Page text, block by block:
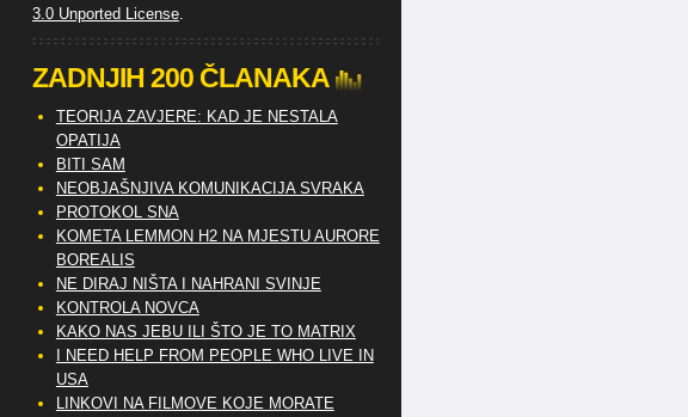
3.0 Unported License.
ZADNJIH 200 ČLANAKA
TEORIJA ZAVJERE: KAD JE NESTALA
OPATIJA
BITI SAM
NEOBJAŠNJIVA KOMUNIKACIJA SVRAKA
PROTOKOL SNA
KOMETA LEMMON H2 NA MJESTU AURORE
BOREALIS
NE DIRAJ NIŠTA I NAHRANI SVINJE
KONTROLA NOVCA
KAKO NAS JEBU ILI ŠTO JE TO MATRIX
I NEED HELP FROM PEOPLE WHO LIVE IN
USA
LINKOVI NA FILMOVE KOJE MORATE